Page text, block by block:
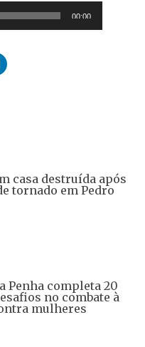
00:00
Clique
para
casa destruída após
tornado em Pedro
Penha completa 20
no combate à
mulheres